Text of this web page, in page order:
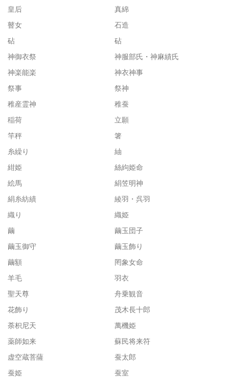
皇后
真綿
瞽女
石造
砧
砧
神御衣祭
神服部氏・神麻績氏
神楽能楽
神衣神事
祭事
祭神
稚産霊神
稚蚕
稲荷
立願
竿秤
箸
糸繰り
紬
紺姫
絲絇姫命
絵馬
絹笠明神
絹糸紡績
綾羽・呉羽
織り
織姫
繭
繭玉団子
繭玉御守
繭玉飾り
繭額
罔象女命
羊毛
羽衣
聖天尊
舟乗観音
花飾り
茂木長十郎
荼枳尼天
萬機姫
薬師如来
蘇民将来符
虚空蔵菩薩
蚕太郎
蚕姫
蚕室